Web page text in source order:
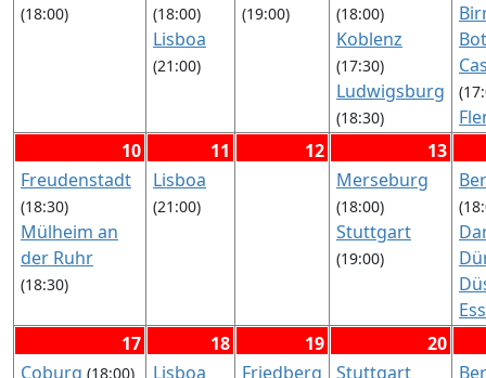
(18:00) (18:00)
Lisboa
(21:00)
(19:00) (18:00)
Koblenz
(17:30)
Ludwigsburg
(18:30)
(17:30)
Stuttgart
(19:00)
10
Freudenstadt
(18:30)
Mülheim an
der Ruhr
(18:30)
11
Lisboa
(21:00)
12
13
Merseburg
(18:00)
Stuttgart
(19:00)
17
Coburg (18:00)
18
Lisboa
19
Friedberg
20
Stuttgart